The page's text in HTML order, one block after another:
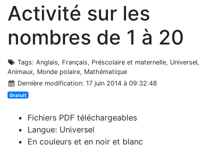
Activité sur les
nombres de 1 à 20
Tags: Anglais, Français, Préscolaire et maternelle, Universel,
Animaux, Monde polaire, Mathématique
Dernière modification: 17 juin 2014 à 09:32:48
Gratuit
Fichiers PDF téléchargeables
Langue: Universel
En couleurs et en noir et blanc